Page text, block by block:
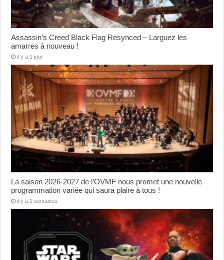
Assassin’s Creed Black Flag Resynced – Larguez les
amarres à nouveau !
il y a 1 jour
La saison 2026-2027 de l’OVMF nous promet une nouvelle
programmation variée qui saura plaire à tous !
il y a 2 semaines